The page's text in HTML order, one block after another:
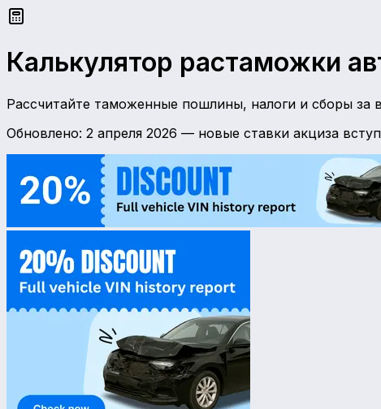
Калькулятор растаможки
Рассчитайте таможенные пошлины, налоги и сборы за
Обновлено: 2 апреля 2026 — новые ставки акциза